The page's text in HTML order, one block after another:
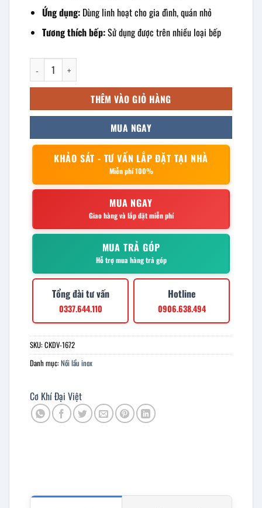
Ứng dụng:Dùng linh hoạt cho gia đình, quán nhỏ
Tương thích bếp:Sử dụng được trên nhiều loại bếp
Nồi lẩu inox nắp kính 28cm số lượng
THÊM VÀO GIỎ HÀNG
MUA NGAY
KHẢO SÁT - TƯ VẤN LẮP ĐẶT TẠI NHÀ
Miễn phí 100%
MUA NGAY
Giao hàng và lắp đặt miễn phí
MUA TRẢ GÓP
Hỗ trợ mua hàng trả góp
Tổng đài tư vấn
0337.644.110
Hotline
0906.638.494
SKU:CKDV-1672
Danh mục:Nồi lẩu inox
Cơ Khí Đại Việt